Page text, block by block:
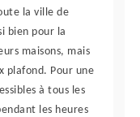
la ville de
bien pour la
maisons, mais
plafond. Pour une
à tous les
les heures